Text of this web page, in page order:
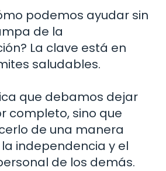
podemos ayudar sin
de la
La clave está en
saludables.
que debamos dejar
completo, sino que
de una manera
independencia y el
de los demás.